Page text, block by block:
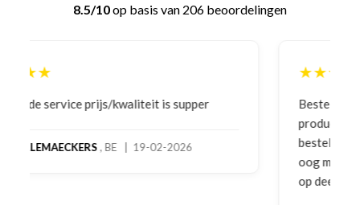
8.5/10op basis van 206 beoordelingen
★★★★★
Bestelling gedaan vanwege goede prijzen en
bestelling al ontvangen met gifts, waardoor je